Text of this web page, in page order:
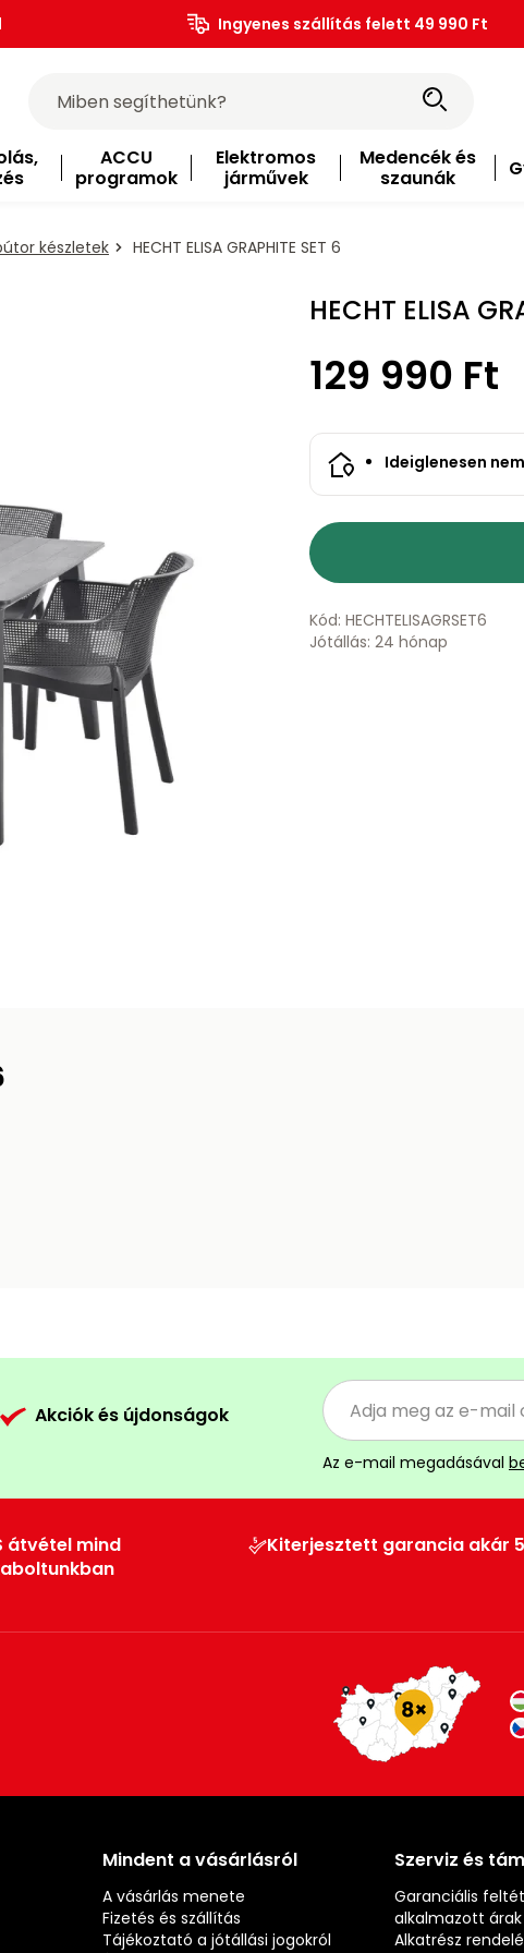
Ingyenes szállítás felett 49 990 Ft
ACCU
programok
Elektromos
járművek
Medencék és
szaunák
készletek HECHT ELISA GRAPHITE SET 6
HECHT ELISA
129 990 Ft
Ideiglenesen
Kód: HECHTELISAGRSET6
Jótállás: 24 hónap
Akciók és újdonságok
Az e-mail megadásával
átvétel mind
Kiterjesztett garancia akár
Mindent a vásárlásról
A vásárlás menete
Fizetés és szállítás
Tájékoztató a jótállási jogokról
Szerviz és
Garanciális
alkalmazott árak
Alkatrész